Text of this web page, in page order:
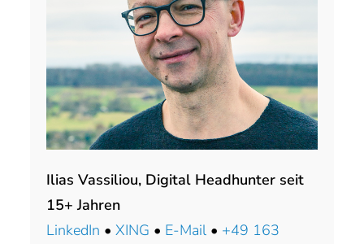
Ilias Vassiliou, Digital Headhunter seit
15+ Jahren
LinkedIn •XING • E-Mail • +49 163